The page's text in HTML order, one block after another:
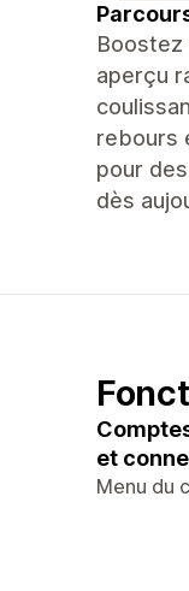
Boostez
aperçu
rebours
pour
dès
et
Menu du